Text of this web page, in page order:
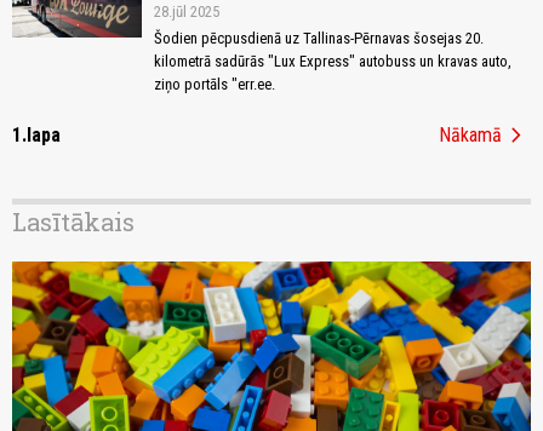
28.jūl 2025
Šodien pēcpusdienā uz Tallinas-Pērnavas šosejas 20.
kilometrā sadūrās "Lux Express" autobuss un kravas auto,
ziņo portāls "err.ee.
1.lapa Nākamā chevron_right
Lasītākais